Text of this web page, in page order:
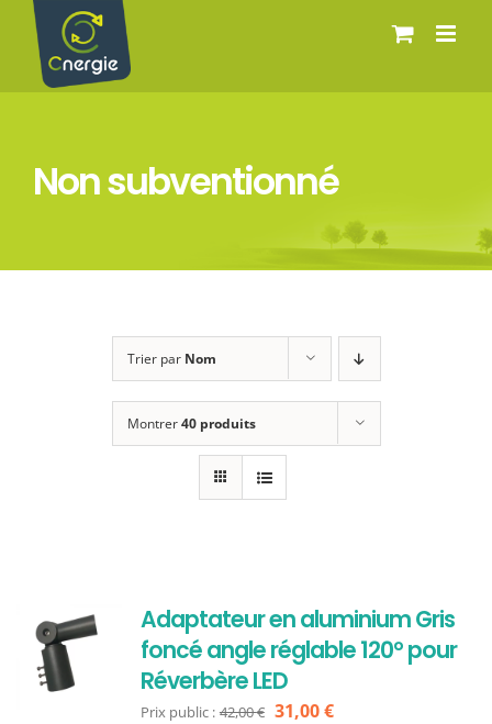
Passer
contenu
Non subventionné
Trier par Nom
Montrer40 produits
Adaptateur en aluminium Gris
foncé angle réglable 120° pour
Réverbère LED
Prix public : 42,00€ Le
31,00€Le